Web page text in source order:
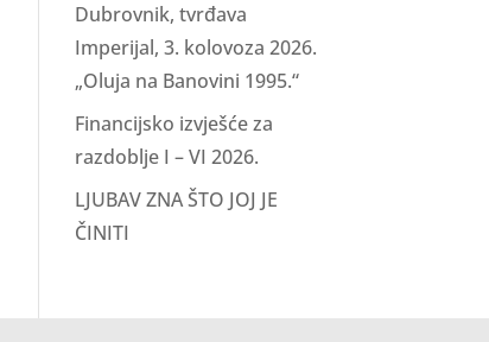
Dubrovnik, tvrđava
Imperijal, 3. kolovoza 2026.
„Oluja na Banovini 1995.“
Financijsko izvješće za
razdoblje I – VI 2026.
LJUBAV ZNA ŠTO JOJ JE
ČINITI